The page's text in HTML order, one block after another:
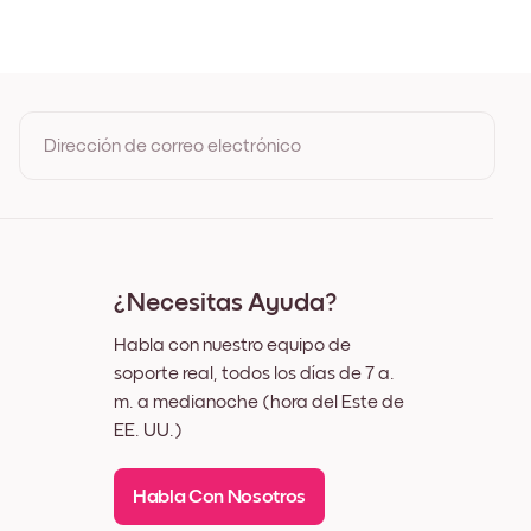
Dirección de correo electrónico
¿Necesitas Ayuda?
Habla con nuestro equipo de
soporte real, todos los días de 7 a.
m. a medianoche (hora del Este de
EE. UU.)
Habla Con Nosotros